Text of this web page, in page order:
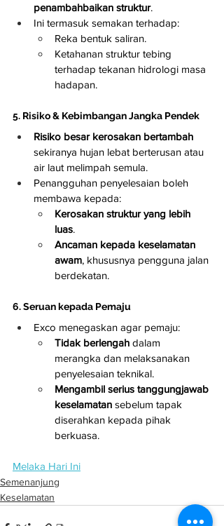
penambahbaikan struktur.
Ini termasuk semakan terhadap:
Reka bentuk saliran.
Ketahanan struktur tebing
terhadap tekanan hidrologi masa
hadapan.
5. Risiko & Kebimbangan Jangka Pendek
Risiko besar kerosakan bertambah
sekiranya hujan lebat berterusan atau
air laut melimpah semula.
Penangguhan penyelesaian boleh
membawa kepada:
Kerosakan struktur yang lebih
luas.
Ancaman kepada keselamatan
awam, khususnya pengguna jalan
berdekatan.
6. Seruan kepada Pemaju
Exco menegaskan agar pemaju:
Tidak berlengah dalam
merangka dan melaksanakan
penyelesaian teknikal.
Mengambil serius tanggungjawab
keselamatan sebelum tapak
diserahkan kepada pihak
berkuasa.
Melaka Hari Ini
Semenanjung
Keselamatan